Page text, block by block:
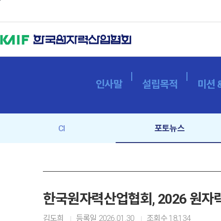
인사말 설립목적 미션
CI 포토뉴스
한국원자력산업협회, 2026 원자
김도희 등록일 2026.01.30 조회수 18,134